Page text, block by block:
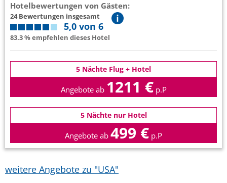
Hotelbewertungen von Gästen:
24 Bewertungen insgesamt
5,0 von 6
83.3 % empfehlen dieses Hotel
5 Nächte Flug + Hotel
Angebote ab 1211 € p.P
5 Nächte nur Hotel
Angebote ab 499 € p.P
weitere Angebote zu "USA"